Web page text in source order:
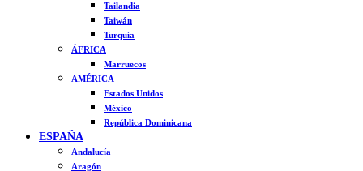
Tailandia
Taiwán
Turquía
ÁFRICA
Marruecos
AMÉRICA
Estados Unidos
México
República Dominicana
ESPAÑA
Andalucía
Aragón